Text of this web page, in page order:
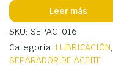
Leer más
SKU: SEPAC-016
Categoría: LUBRICACIÓN,
SEPARADOR DE ACEITE